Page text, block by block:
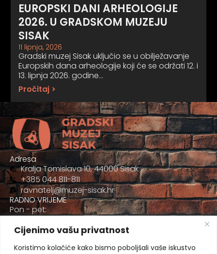
Cijenimo vašu privatnost
Koristimo kolačiće kako bismo poboljšali vaše iskustvo
EUROPSKI DANI ARHEOLOGIJE
2026. U GRADSKOM MUZEJU
SISAK
11 lipnja, 2026
Gradski muzej Sisak uključio se u obilježavanje
Europskih dana arheologije koji će se održati 12. i
13. lipnja 2026. godine…
Pročitaj >
Adresa
Kralja Tomislava 10, 44000 Sisak
+385 044 811-811
ravnatelj@muzej-sisak.hr
RADNO VRIJEME
Pon - pet:
Sub